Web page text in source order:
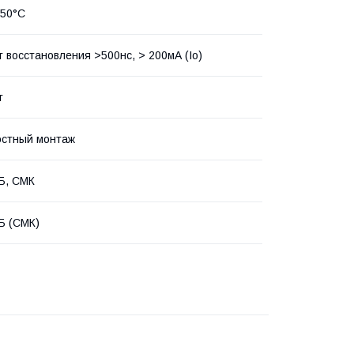
восстановления >500нс, > 200мА (Io)
монтаж
СМК
(СМК)